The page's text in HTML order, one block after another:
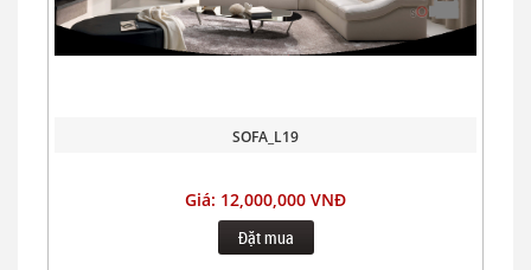
SOFA_L19
Giá: 12,000,000 VNĐ
Đặt mua